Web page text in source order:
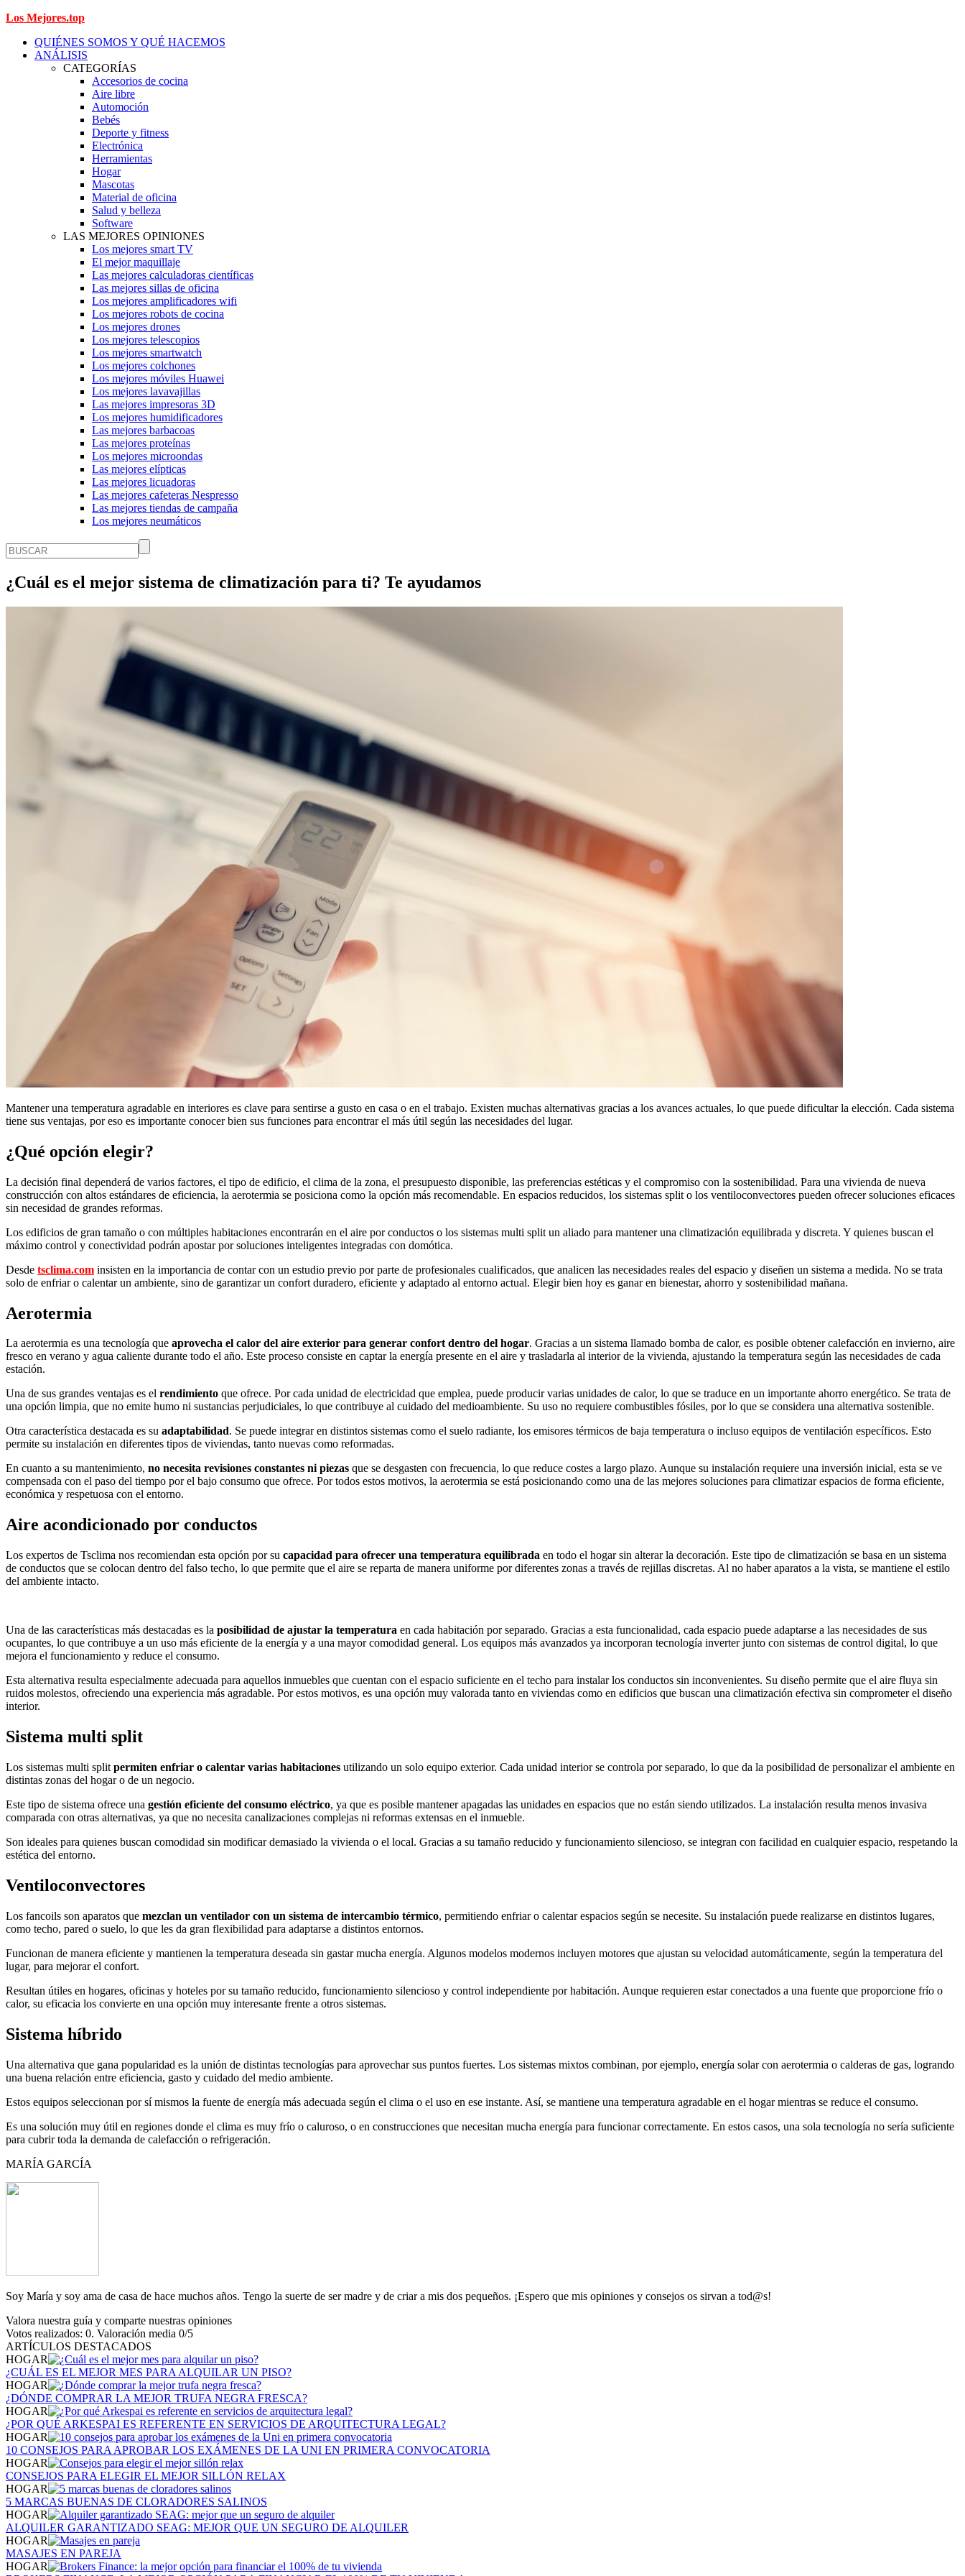
Los Mejores.top
QUIÉNES SOMOS Y QUÉ HACEMOS
ANÁLISIS
CATEGORÍAS
Accesorios de cocina
Aire libre
Automoción
Bebés
Deporte y fitness
Electrónica
Herramientas
Hogar
Mascotas
Material de oficina
Salud y belleza
Software
LAS MEJORES OPINIONES
Los mejores smart TV
El mejor maquillaje
Las mejores calculadoras científicas
Las mejores sillas de oficina
Los mejores amplificadores wifi
Los mejores robots de cocina
Los mejores drones
Los mejores telescopios
Los mejores smartwatch
Los mejores colchones
Los mejores móviles Huawei
Los mejores lavavajillas
Las mejores impresoras 3D
Los mejores humidificadores
Las mejores barbacoas
Las mejores proteínas
Los mejores microondas
Las mejores elípticas
Las mejores licuadoras
Las mejores cafeteras Nespresso
Las mejores tiendas de campaña
Los mejores neumáticos
¿Cuál es el mejor sistema de climatización para ti? Te ayudamos
Mantener una temperatura agradable en interiores es clave para sentirse a gusto en casa o en el trabajo. Existen muchas alternativas gracias a los avances actuales, lo que puede dificultar la elección. Cada sistema
tiene sus ventajas, por eso es importante conocer bien sus funciones para encontrar el más útil según las necesidades del lugar.
¿Qué opción elegir?
La decisión final dependerá de varios factores, el tipo de edificio, el clima de la zona, el presupuesto disponible, las preferencias estéticas y el compromiso con la sostenibilidad. Para una vivienda de nueva
construcción con altos estándares de eficiencia, la aerotermia se posiciona como la opción más recomendable. En espacios reducidos, los sistemas split o los ventiloconvectores pueden ofrecer soluciones eficaces
sin necesidad de grandes reformas.
Los edificios de gran tamaño o con múltiples habitaciones encontrarán en el aire por conductos o los sistemas multi split un aliado para mantener una climatización equilibrada y discreta. Y quienes buscan el
máximo control y conectividad podrán apostar por soluciones inteligentes integradas con domótica.
Desde tsclima.com insisten en la importancia de contar con un estudio previo por parte de profesionales cualificados, que analicen las necesidades reales del espacio y diseñen un sistema a medida. No se trata
solo de enfriar o calentar un ambiente, sino de garantizar un confort duradero, eficiente y adaptado al entorno actual. Elegir bien hoy es ganar en bienestar, ahorro y sostenibilidad mañana.
Aerotermia
La aerotermia es una tecnología que aprovecha el calor del aire exterior para generar confort dentro del hogar. Gracias a un sistema llamado bomba de calor, es posible obtener calefacción en invierno, aire
fresco en verano y agua caliente durante todo el año. Este proceso consiste en captar la energía presente en el aire y trasladarla al interior de la vivienda, ajustando la temperatura según las necesidades de cada
estación.
Una de sus grandes ventajas es el rendimiento que ofrece. Por cada unidad de electricidad que emplea, puede producir varias unidades de calor, lo que se traduce en un importante ahorro energético. Se trata de
una opción limpia, que no emite humo ni sustancias perjudiciales, lo que contribuye al cuidado del medioambiente. Su uso no requiere combustibles fósiles, por lo que se considera una alternativa sostenible.
Otra característica destacada es su adaptabilidad. Se puede integrar en distintos sistemas como el suelo radiante, los emisores térmicos de baja temperatura o incluso equipos de ventilación específicos. Esto
permite su instalación en diferentes tipos de viviendas, tanto nuevas como reformadas.
En cuanto a su mantenimiento, no necesita revisiones constantes ni piezas que se desgasten con frecuencia, lo que reduce costes a largo plazo. Aunque su instalación requiere una inversión inicial, esta se ve
compensada con el paso del tiempo por el bajo consumo que ofrece. Por todos estos motivos, la aerotermia se está posicionando como una de las mejores soluciones para climatizar espacios de forma eficiente,
económica y respetuosa con el entorno.
Aire acondicionado por conductos
Los expertos de Tsclima nos recomiendan esta opción por su capacidad para ofrecer una temperatura equilibrada en todo el hogar sin alterar la decoración. Este tipo de climatización se basa en un sistema
de conductos que se colocan dentro del falso techo, lo que permite que el aire se reparta de manera uniforme por diferentes zonas a través de rejillas discretas. Al no haber aparatos a la vista, se mantiene el estilo
del ambiente intacto.
Una de las características más destacadas es la posibilidad de ajustar la temperatura en cada habitación por separado. Gracias a esta funcionalidad, cada espacio puede adaptarse a las necesidades de sus
ocupantes, lo que contribuye a un uso más eficiente de la energía y a una mayor comodidad general. Los equipos más avanzados ya incorporan tecnología inverter junto con sistemas de control digital, lo que
mejora el funcionamiento y reduce el consumo.
Esta alternativa resulta especialmente adecuada para aquellos inmuebles que cuentan con el espacio suficiente en el techo para instalar los conductos sin inconvenientes. Su diseño permite que el aire fluya sin
ruidos molestos, ofreciendo una experiencia más agradable. Por estos motivos, es una opción muy valorada tanto en viviendas como en edificios que buscan una climatización efectiva sin comprometer el diseño
interior.
Sistema multi split
Los sistemas multi split permiten enfriar o calentar varias habitaciones utilizando un solo equipo exterior. Cada unidad interior se controla por separado, lo que da la posibilidad de personalizar el ambiente en
distintas zonas del hogar o de un negocio.
Este tipo de sistema ofrece una gestión eficiente del consumo eléctrico, ya que es posible mantener apagadas las unidades en espacios que no están siendo utilizados. La instalación resulta menos invasiva
comparada con otras alternativas, ya que no necesita canalizaciones complejas ni reformas extensas en el inmueble.
Son ideales para quienes buscan comodidad sin modificar demasiado la vivienda o el local. Gracias a su tamaño reducido y funcionamiento silencioso, se integran con facilidad en cualquier espacio, respetando la
estética del entorno.
Ventiloconvectores
Los fancoils son aparatos que mezclan un ventilador con un sistema de intercambio térmico, permitiendo enfriar o calentar espacios según se necesite. Su instalación puede realizarse en distintos lugares,
como techo, pared o suelo, lo que les da gran flexibilidad para adaptarse a distintos entornos.
Funcionan de manera eficiente y mantienen la temperatura deseada sin gastar mucha energía. Algunos modelos modernos incluyen motores que ajustan su velocidad automáticamente, según la temperatura del
lugar, para mejorar el confort.
Resultan útiles en hogares, oficinas y hoteles por su tamaño reducido, funcionamiento silencioso y control independiente por habitación. Aunque requieren estar conectados a una fuente que proporcione frío o
calor, su eficacia los convierte en una opción muy interesante frente a otros sistemas.
Sistema híbrido
Una alternativa que gana popularidad es la unión de distintas tecnologías para aprovechar sus puntos fuertes. Los sistemas mixtos combinan, por ejemplo, energía solar con aerotermia o calderas de gas, logrando
una buena relación entre eficiencia, gasto y cuidado del medio ambiente.
Estos equipos seleccionan por sí mismos la fuente de energía más adecuada según el clima o el uso en ese instante. Así, se mantiene una temperatura agradable en el hogar mientras se reduce el consumo.
Es una solución muy útil en regiones donde el clima es muy frío o caluroso, o en construcciones que necesitan mucha energía para funcionar correctamente. En estos casos, una sola tecnología no sería suficiente
para cubrir toda la demanda de calefacción o refrigeración.
MARÍA GARCÍA
Soy María y soy ama de casa de hace muchos años. Tengo la suerte de ser madre y de criar a mis dos pequeños. ¡Espero que mis opiniones y consejos os sirvan a tod@s!
Valora nuestra guía y comparte nuestras opiniones
Votos realizados: 0. Valoración media 0/5
ARTÍCULOS DESTACADOS
HOGAR
¿CUÁL ES EL MEJOR MES PARA ALQUILAR UN PISO?
HOGAR
¿DÓNDE COMPRAR LA MEJOR TRUFA NEGRA FRESCA?
HOGAR
¿POR QUÉ ARKESPAI ES REFERENTE EN SERVICIOS DE ARQUITECTURA LEGAL?
HOGAR
10 CONSEJOS PARA APROBAR LOS EXÁMENES DE LA UNI EN PRIMERA CONVOCATORIA
HOGAR
CONSEJOS PARA ELEGIR EL MEJOR SILLÓN RELAX
HOGAR
5 MARCAS BUENAS DE CLORADORES SALINOS
HOGAR
ALQUILER GARANTIZADO SEAG: MEJOR QUE UN SEGURO DE ALQUILER
HOGAR
MASAJES EN PAREJA
HOGAR